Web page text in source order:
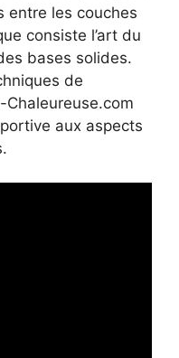
entre les couches
consiste l’art du
bases solides.
de
aux aspects